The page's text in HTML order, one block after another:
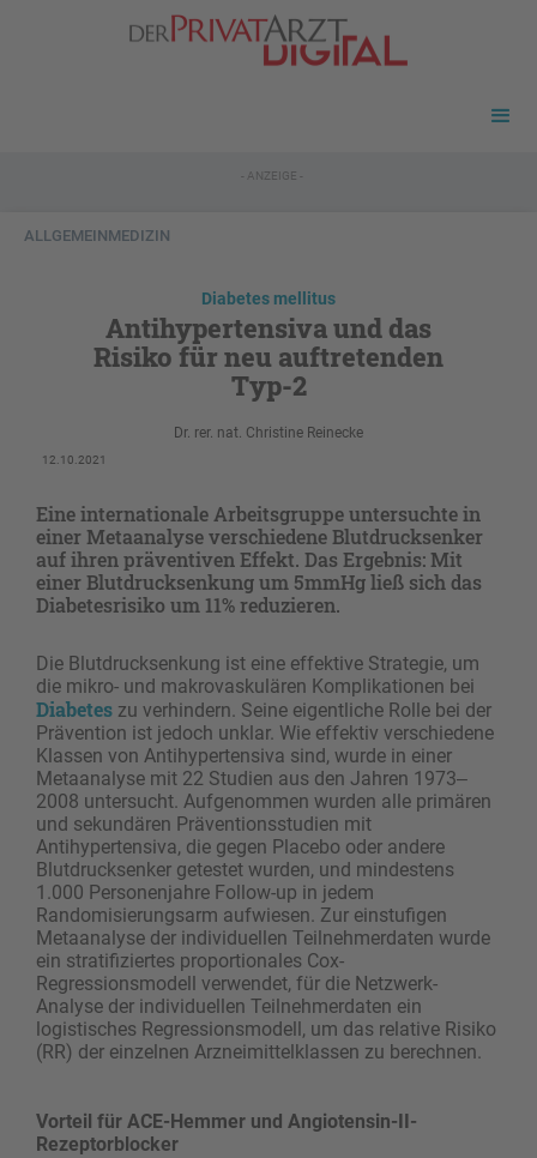
- ANZEIGE -
ALLGEMEINMEDIZIN
Diabetes mellitus
Antihypertensiva und das
Risiko für neu auftretenden
Typ-2
Dr. rer. nat. Christine Reinecke
12.10.2021
Eine internationale Arbeitsgruppe untersuchte in
einer Metaanalyse verschiedene Blutdrucksenker
auf ihren präventiven Effekt. Das Ergebnis: Mit
einer Blutdrucksenkung um 5mmHg ließ sich das
Diabetesrisiko um 11% reduzieren.
Die Blutdrucksenkung ist eine effektive Strategie, um
die mikro- und makrovaskulären Komplikationen bei
Diabetes zu verhindern. Seine eigentliche Rolle bei der
Prävention ist jedoch unklar. Wie effektiv verschiedene
Klassen von Antihypertensiva sind, wurde in einer
Metaanalyse mit 22 Studien aus den Jahren 1973‒
2008 untersucht. Aufgenommen wurden alle primären
und sekundären Präventionsstudien mit
Antihypertensiva, die gegen Placebo oder andere
Blutdrucksenker getestet wurden, und mindestens
1.000 Personenjahre Follow-up in jedem
Randomisierungsarm aufwiesen. Zur einstufigen
Metaanalyse der individuellen Teilnehmerdaten wurde
ein stratifiziertes proportionales Cox-
Regressionsmodell verwendet, für die Netzwerk-
Analyse der individuellen Teilnehmerdaten ein
logistisches Regressionsmodell, um das relative Risiko
(RR) der einzelnen Arzneimittelklassen zu berechnen.
Vorteil für ACE-Hemmer und Angiotensin-II-
Rezeptorblocker